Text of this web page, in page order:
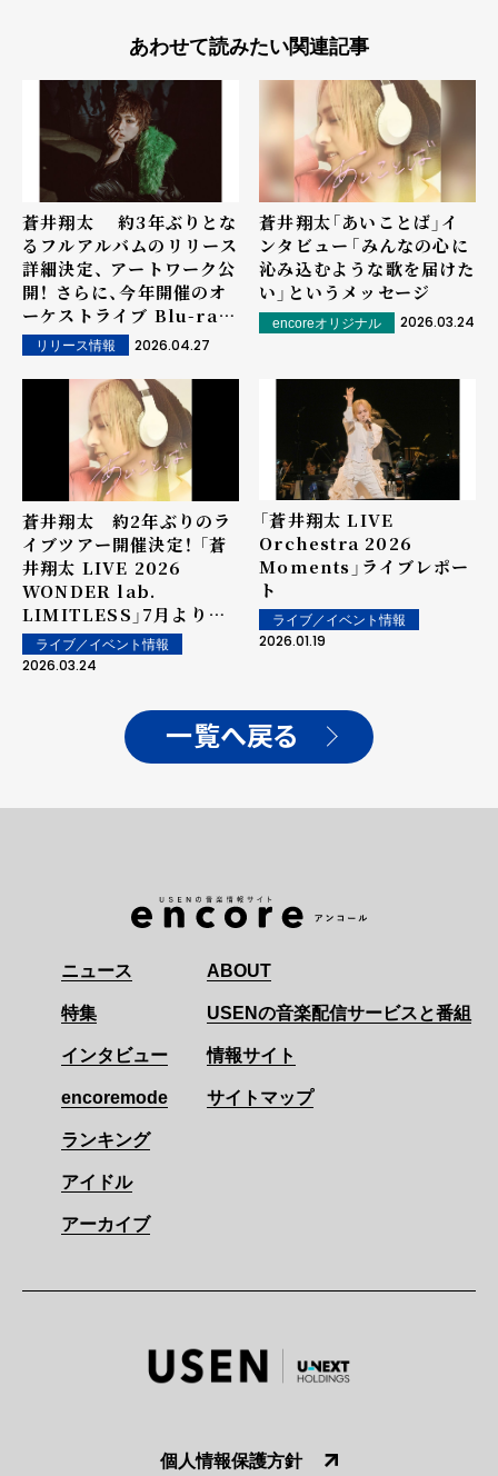
あわせて読みたい関連記事
蒼井翔太 約3年ぶりとな
るフルアルバムのリリース
詳細決定、 アートワーク公
開！ さらに、今年開催のオ
ーケストライブ Blu-ray
の発売も決定！
リリース情報 2026.04.27
蒼井翔太「あいことば」イ
ンタビュー――「みんなの心に
沁み込むような歌を届けた
い」というメッセージ
encoreオリジナル 2026.03.24
蒼井翔太 約2年ぶりのラ
イブツアー開催決定！ 「蒼
井翔太 LIVE 2026
WONDER lab.
LIMITLESS」7月よりス
タート！
ライブ／イベント情報
2026.03.24
「蒼井翔太 LIVE
Orchestra 2026
Moments」ライブレポー
ト
ライブ／イベント情報
2026.01.19
一覧へ戻る
ニュース
特集
インタビュー
encoremode
ランキング
アイドル
アーカイブ
ABOUT
USENの音楽配信サービスと番組
情報サイト
サイトマップ
個人情報保護方針